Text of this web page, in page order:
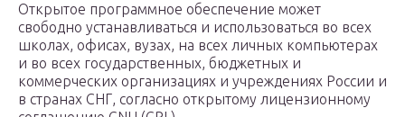
Открытое программное обеспечение может
свободно устанавливаться и использоваться во всех
школах, офисах, вузах, на всех личных компьютерах
и во всех государственных, бюджетных и
коммерческих организациях и учреждениях России и
в странах СНГ, согласно открытому лицензионному